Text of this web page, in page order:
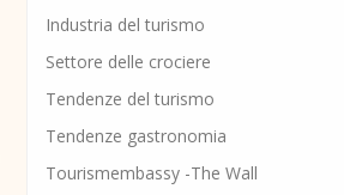
Industria del turismo
Settore delle crociere
Tendenze del turismo
Tendenze gastronomia
Tourismembassy -The Wall